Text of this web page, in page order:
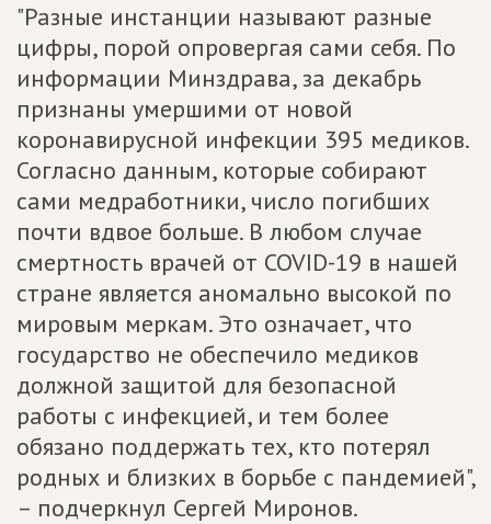
"Разные инстанции называют разные
цифры, порой опровергая сами себя. По
информации Минздрава, за декабрь
признаны умершими от новой
коронавирусной инфекции 395 медиков.
Согласно данным, которые собирают
сами медработники, число погибших
почти вдвое больше. В любом случае
смертность врачей от COVID-19 в нашей
стране является аномально высокой по
мировым меркам. Это означает, что
государство не обеспечило медиков
должной защитой для безопасной
работы с инфекцией, и тем более
обязано поддержать тех, кто потерял
родных и близких в борьбе с пандемией",
– подчеркнул Сергей Миронов.